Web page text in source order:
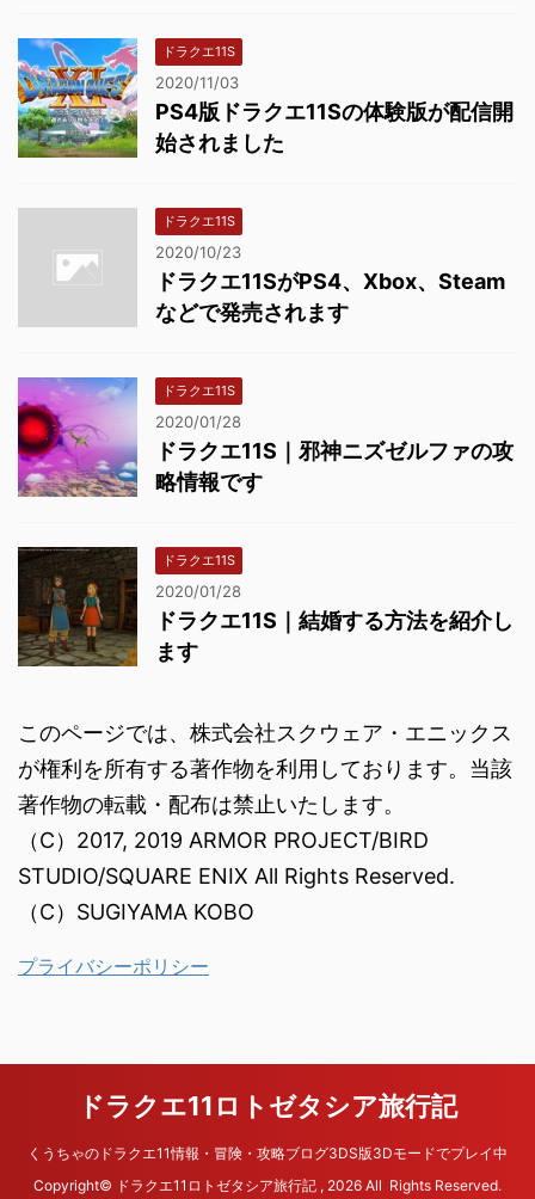
ドラクエ11S
2020/11/03
PS4版ドラクエ11Sの体験版が配信開
始されました
ドラクエ11S
2020/10/23
ドラクエ11SがPS4、Xbox、Steam
などで発売されます
ドラクエ11S
2020/01/28
ドラクエ11S｜邪神ニズゼルファの攻
略情報です
ドラクエ11S
2020/01/28
ドラクエ11S｜結婚する方法を紹介し
ます
このページでは、株式会社スクウェア・エニックス
が権利を所有する著作物を利用しております。当該
著作物の転載・配布は禁止いたします。
（C）2017, 2019 ARMOR PROJECT/BIRD
STUDIO/SQUARE ENIX All Rights Reserved.
（C）SUGIYAMA KOBO
プライバシーポリシー
ドラクエ11ロトゼタシア旅行記
くうちゃのドラクエ11情報・冒険・攻略ブログ3DS版3Dモードでプレイ中
Copyright© ドラクエ11ロトゼタシア旅行記 , 2026 All Rights Reserved.